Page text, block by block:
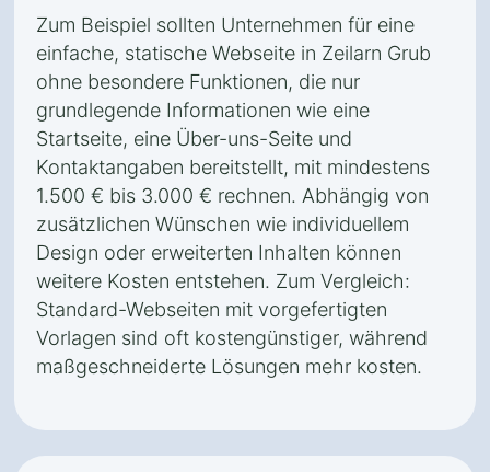
Zum Beispiel sollten Unternehmen für eine
einfache, statische Webseite in Zeilarn Grub
ohne besondere Funktionen, die nur
grundlegende Informationen wie eine
Startseite, eine Über-uns-Seite und
Kontaktangaben bereitstellt, mit mindestens
1.500 € bis 3.000 € rechnen. Abhängig von
zusätzlichen Wünschen wie individuellem
Design oder erweiterten Inhalten können
weitere Kosten entstehen. Zum Vergleich:
Standard-Webseiten mit vorgefertigten
Vorlagen sind oft kostengünstiger, während
maßgeschneiderte Lösungen mehr kosten.